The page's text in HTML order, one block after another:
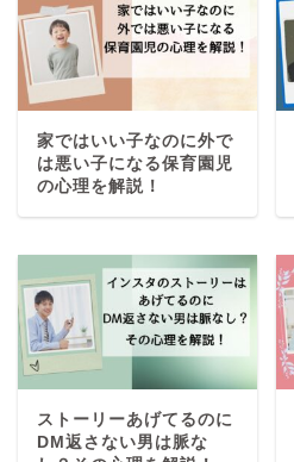
家ではいい子なのに外で
は悪い子になる保育園児
の心理を解説！
ストーリーあげてるのに
DM返さない男は脈な